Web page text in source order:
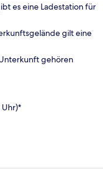
es eine Ladestation für
gilt eine
gehören